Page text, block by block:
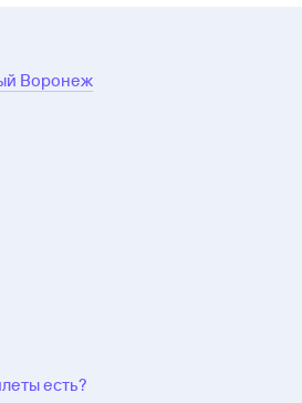
Воронеж
есть?